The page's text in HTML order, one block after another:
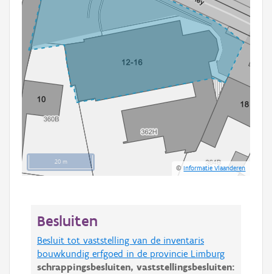
20 m
©Informatie Vlaanderen
Besluiten
Besluit tot vaststelling van de inventaris
bouwkundig erfgoed in de provincie Limburg
schrappingsbesluiten, vaststellingsbesluiten: